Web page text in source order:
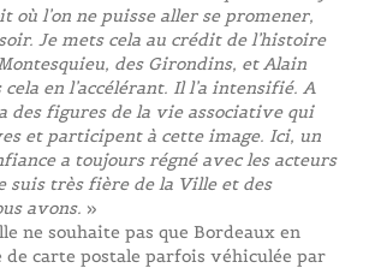
où l’on ne puisse aller se promener,
Je mets cela au crédit de l’histoire
des Girondins, et Alain
en l’accélérant. Il l’a intensifié. A
des figures de la vie associative qui
et participent à cette image. Ici, un
a toujours régné avec les acteurs
suis très fière de la Ville et des
avons. »
ne souhaite pas que Bordeaux en
de carte postale parfois véhiculée par